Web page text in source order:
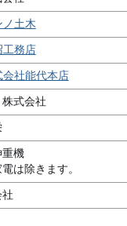
土木
務店
社能代本店
式会社
機
は除きます。